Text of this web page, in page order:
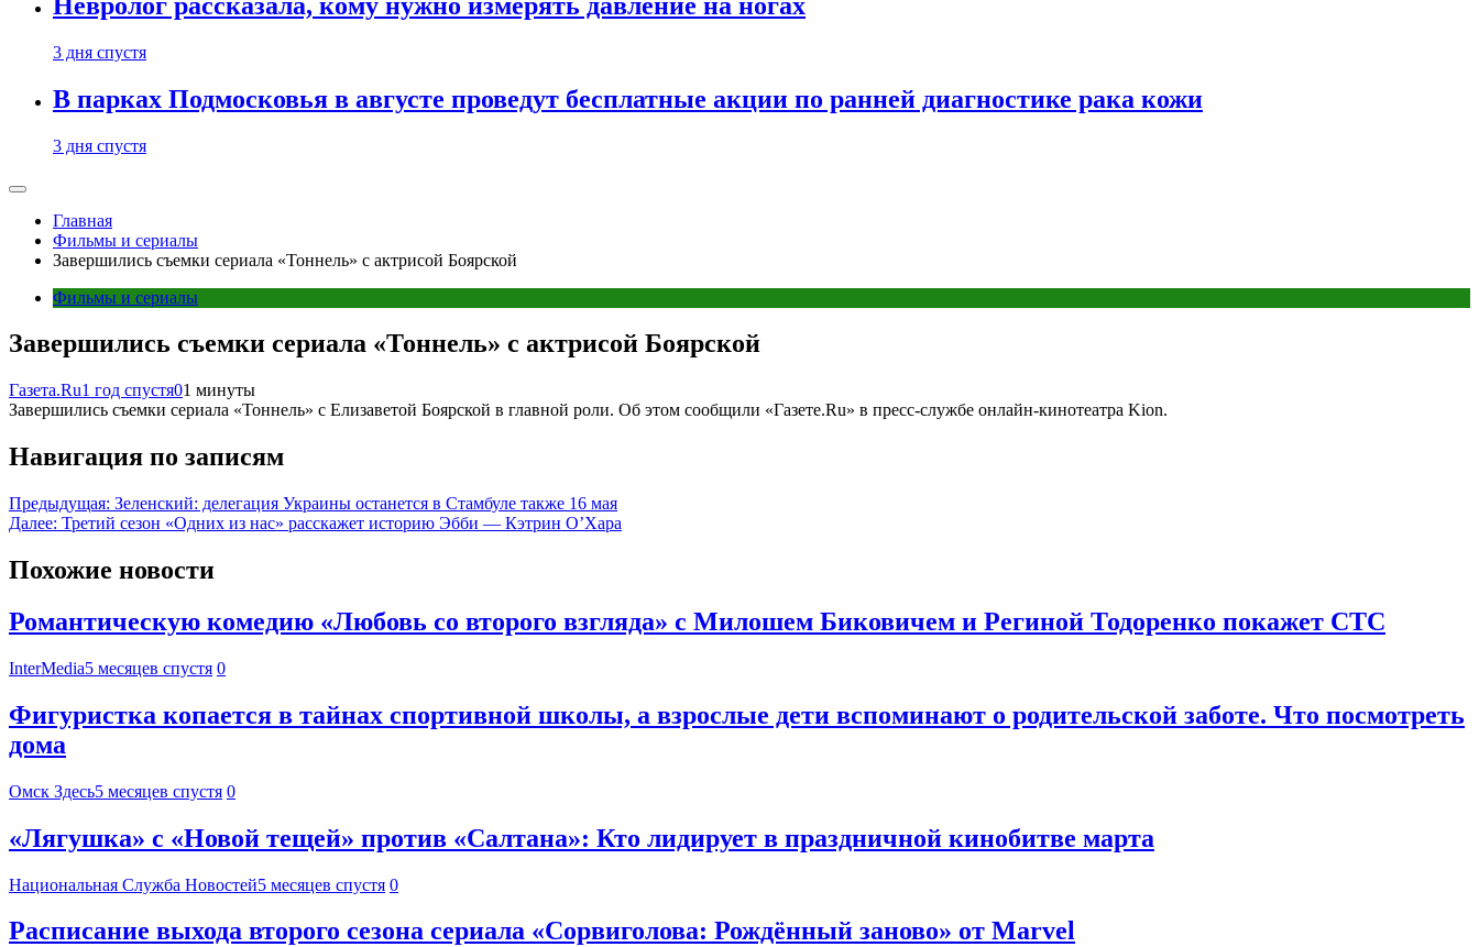
3 дня спустя
В парках Подмосковья в августе проведут бесплатные акции по ранней диагностике рака кожи
3 дня спустя
Главная
Фильмы и сериалы
Завершились съемки сериала «Тоннель» с актрисой Боярской
Фильмы и сериалы
Завершились съемки сериала «Тоннель» с актрисой Боярской
Газета.Ru1 год спустя01 минуты
Завершились съемки сериала «Тоннель» с Елизаветой Боярской в главной роли. Об этом сообщили «Газете.Ru» в пресс-службе онлайн-кинотеатра Kion.
Навигация по записям
Предыдущая: Зеленский: делегация Украины останется в Стамбуле также 16 мая
Далее: Третий сезон «Одних из нас» расскажет историю Эбби — Кэтрин О’Хара
Похожие новости
Романтическую комедию «Любовь со второго взгляда» с Милошем Биковичем и Региной Тодоренко покажет СТС
InterMedia5 месяцев спустя 0
Фигуристка копается в тайнах спортивной школы, а взрослые дети вспоминают о родительской заботе. Что посмотреть
дома
Омск Здесь5 месяцев спустя 0
«Лягушка» с «Новой тещей» против «Салтана»: Кто лидирует в праздничной кинобитве марта
Национальная Служба Новостей5 месяцев спустя 0
Расписание выхода второго сезона сериала «Сорвиголова: Рождённый заново» от Marvel